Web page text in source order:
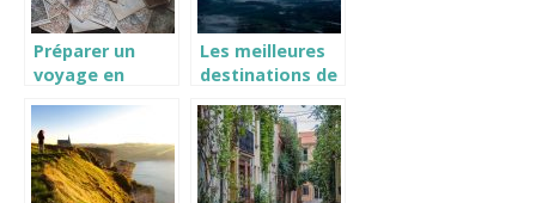
Préparer un
voyage en
Les meilleures
destinations de
les seniors